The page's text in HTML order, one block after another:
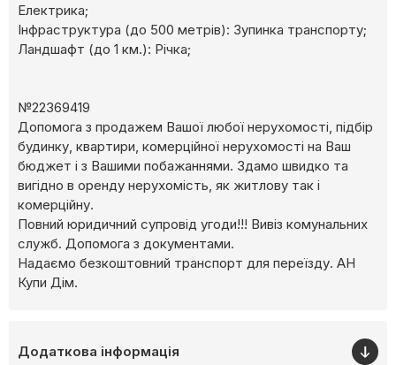
Електрика;
Інфраструктура (до 500 метрів): Зупинка транспорту;
Ландшафт (до 1 км.): Річка;
№22369419
Допомога з продажем Вашої любої нерухомості, підбір
будинку, квартири, комерційної нерухомості на Ваш
бюджет і з Вашими побажаннями. Здамо швидко та
вигідно в оренду нерухомість, як житлову так і
комерційну.
Повний юридичний супровід угоди!!! Вивіз комунальних
служб. Допомога з документами.
Надаємо безкоштовний транспорт для переїзду. АН
Купи Дім.
Додаткова інформація